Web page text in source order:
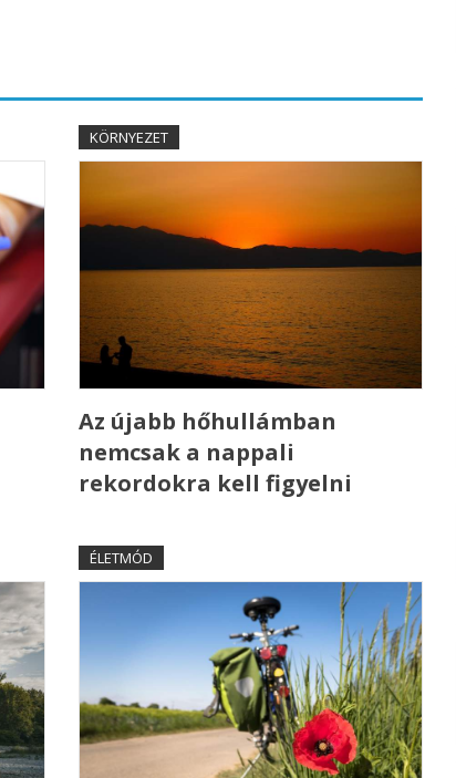
KÖRNYEZET
Az újabb hőhullámban
nemcsak a nappali
rekordokra kell figyelni
ÉLETMÓD